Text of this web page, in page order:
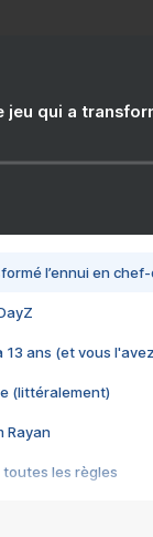
jeu qui a
l’ennui en
13 ans (et vous
(littéralement)
Rayan
toutes les règles